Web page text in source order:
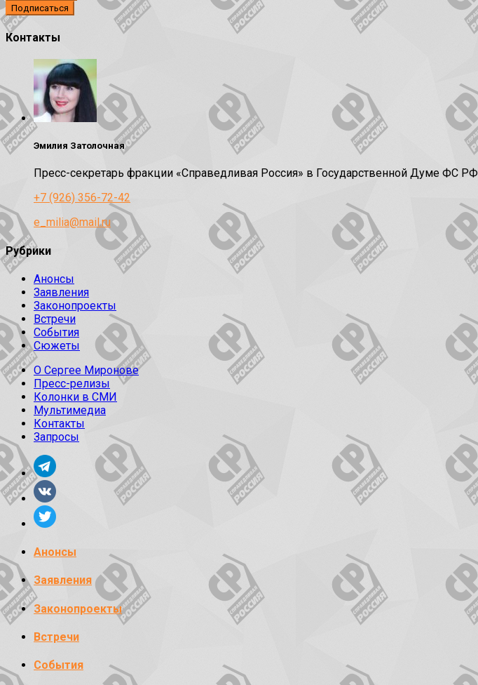
Контакты
Эмилия Затолочная
Пресс-секретарь фракции «Справедливая Россия» в Государственной Думе ФС РФ
+7 (926) 356-72-42
e_milia@mail.ru
Рубрики
Анонсы
Заявления
Законопроекты
Встречи
События
Сюжеты
О Сергее Миронове
Пресс-релизы
Колонки в СМИ
Мультимедиа
Контакты
Запросы
Анонсы
Заявления
Законопроекты
Встречи
События